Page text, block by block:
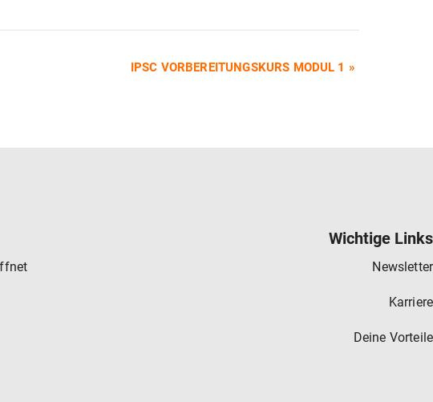
IPSC VORBEREITUNGSKURS MODUL 1 »
Wichtige Links
Newsletter
Karriere
Deine Vorteile